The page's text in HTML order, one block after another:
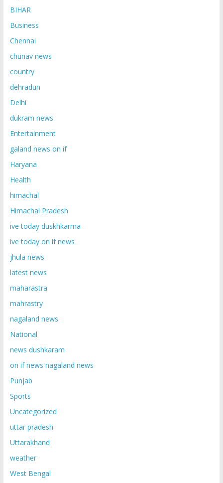
BIHAR
Business
Chennai
chunav news
country
dehradun
Delhi
dukram news
Entertainment
galand news on if
Haryana
Health
himachal
Himachal Pradesh
ive today duskhkarma
ive today on if news
jhula news
latest news
maharastra
mahrastry
nagaland news
National
news dushkaram
on if news nagaland news
Punjab
Sports
Uncategorized
uttar pradesh
Uttarakhand
weather
West Bengal